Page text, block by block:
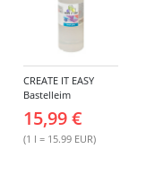
CREATE IT EASY
Bastelleim
Lösungsmittel, 1000
ml
15,99 €
(1 l = 15.99 EUR)